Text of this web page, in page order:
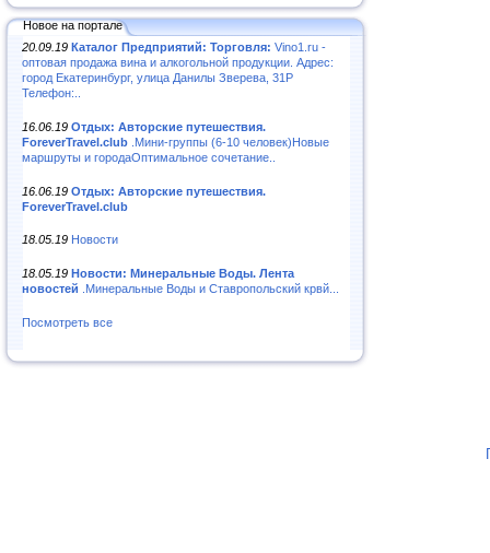
Новое на портале
20.09.19 Каталог Предприятий: Торговля: Vino1.ru -
оптовая продажа вина и алкогольной продукции. Адрес:
город Екатеринбург, улица Данилы Зверева, 31Р
Телефон:..
16.06.19 Отдых: Авторские путешествия.
ForeverTravel.club .Мини-группы (6-10 человек)Новые
маршруты и городаОптимальное сочетание..
16.06.19 Отдых: Авторские путешествия.
ForeverTravel.club
18.05.19 Новости
18.05.19 Новости: Минеральные Воды. Лента
новостей .Минеральные Воды и Ставропольский крвй...
Посмотреть все